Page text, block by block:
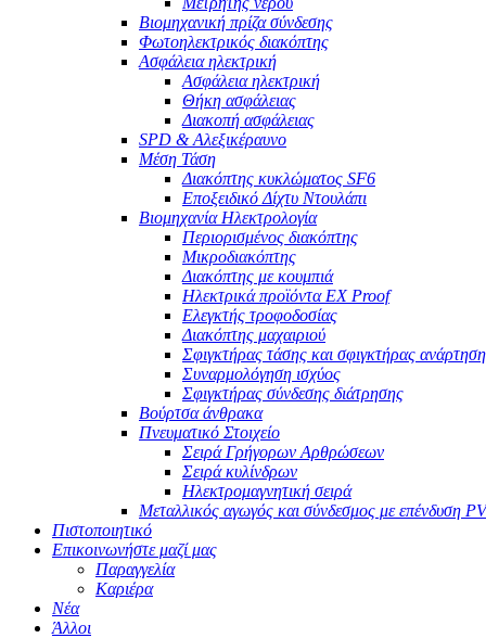
Βιομηχανική πρίζα σύνδεσης
Φωτοηλεκτρικός διακόπτης
Ασφάλεια ηλεκτρική
Ασφάλεια ηλεκτρική
Θήκη ασφάλειας
Διακοπή ασφάλειας
SPD & Αλεξικέραυνο
Μέση Τάση
Διακόπτης κυκλώματος SF6
Εποξειδικό Δίχτυ Ντουλάπι
Βιομηχανία Ηλεκτρολογία
Περιορισμένος διακόπτης
Μικροδιακόπτης
Διακόπτης με κουμπιά
Ηλεκτρικά προϊόντα EX Proof
Ελεγκτής τροφοδοσίας
Διακόπτης μαχαιριού
Σφιγκτήρας τάσης και σφιγκτήρας
Συναρμολόγηση ισχύος
Σφιγκτήρας σύνδεσης διάτρησης
Βούρτσα άνθρακα
Πνευματικό Στοιχείο
Σειρά Γρήγορων Αρθρώσεων
Σειρά κυλίνδρων
Ηλεκτρομαγνητική σειρά
Μεταλλικός αγωγός και σύνδεσμος με επένδυση
Πιστοποιητικό
Επικοινωνήστε μαζί μας
Παραγγελία
Καριέρα
Νέα
Άλλοι